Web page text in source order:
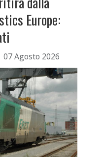
Europe:
07 Agosto 2026